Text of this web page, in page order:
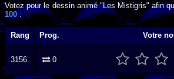
Votez pour le dessin animé "Les Mistigris" afin
100 :
Rang Prog. Votre
3156. 0